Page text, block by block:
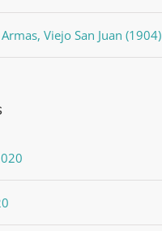
Viejo San Juan (1904)